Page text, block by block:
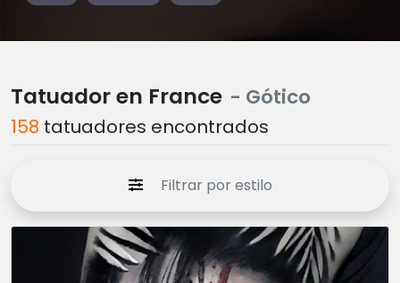
Tatuador en France - Gótico
158 tatuadores encontrados
Filtrar por estilo